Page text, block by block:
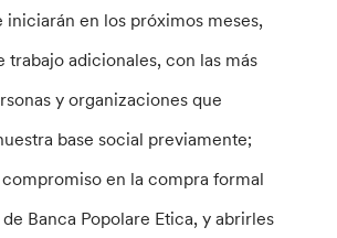
iniciarán en los próximos meses,
trabajo adicionales, con las más
y organizaciones que
base social previamente;
en la compra formal
Banca Popolare Etica, y abrirles